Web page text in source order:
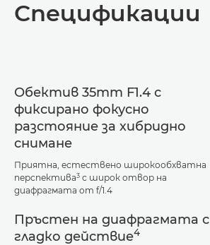
Спецификации
Спецификации
Обектив 35mm F1.4 с
фиксирано фокусно
разстояние за хибридно
снимане
Приятна, естествено широкообхватна
перспектива3 с широк отвор на
диафрагмата от f/1.4
Пръстен на диафрагмата с
гладко действие4